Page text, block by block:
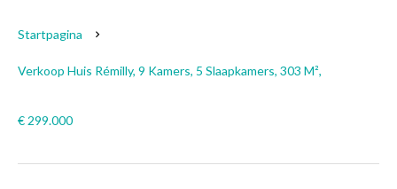
Startpagina
Verkoop Huis Rémilly, 9 Kamers, 5 Slaapkamers, 303 M²,
€ 299.000